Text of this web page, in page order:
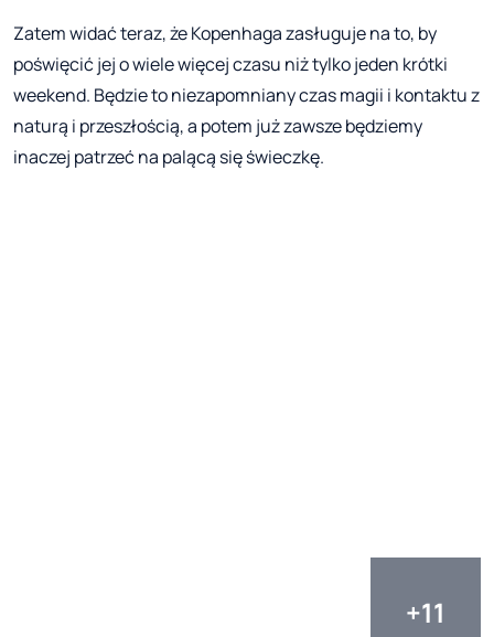
Zatem widać teraz, że Kopenhaga zasługuje na to, by
poświęcić jej o wiele więcej czasu niż tylko jeden krótki
weekend. Będzie to niezapomniany czas magii i kontaktu z
naturą i przeszłością, a potem już zawsze będziemy
inaczej patrzeć na palącą się świeczkę.